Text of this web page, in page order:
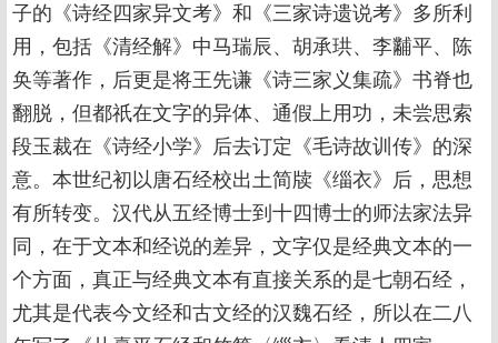
子的《诗经四家异文考》和《三家诗遗说考》多所利
用，包括《清经解》中马瑞辰、胡承珙、李黼平、陈
奂等著作，后更是将王先谦《诗三家义集疏》书脊也
翻脱，但都祇在文字的异体、通假上用功，未尝思索
段玉裁在《诗经小学》后去订定《毛诗故训传》的深
意。本世纪初以唐石经校出土简牍《缁衣》后，思想
有所转变。汉代从五经博士到十四博士的师法家法异
同，在于文本和经说的差异，文字仅是经典文本的一
个方面，真正与经典文本有直接关系的是七朝石经，
尤其是代表今文经和古文经的汉魏石经，所以在二八